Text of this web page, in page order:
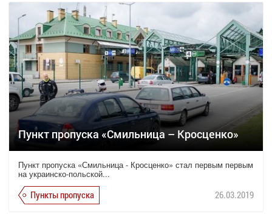
Пункт пропуска «Смильница – Кросценко»
Пункт пропуска «Смильница - Кросценко» стал первым первым
на украинско-польской...
Пункты пропуска 26.03.2019